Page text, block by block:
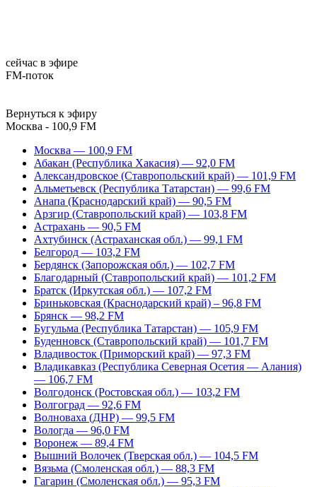
сейчас в эфире
FM-поток
Вернуться к эфиру
Москва - 100,9 FM
Москва — 100,9 FM
Абакан (Республика Хакасия) — 92,0 FM
Александровское (Ставропольский край) — 101,9 FM
Альметьевск (Республика Татарстан) — 99,6 FM
Анапа (Краснодарский край) — 90,5 FM
Арзгир (Ставропольский край) — 103,8 FM
Астрахань — 90,5 FM
Ахтубинск (Астраханская обл.) — 99,1 FM
Белгород — 103,2 FM
Бердянск (Запорожская обл.) — 102,7 FM
Благодарный (Ставропольский край) — 101,2 FM
Братск (Иркутская обл.) — 107,2 FM
Бриньковская (Краснодарский край) – 96,8 FM
Брянск — 98,2 FM
Бугульма (Республика Татарстан) — 105,9 FM
Буденновск (Ставропольский край) — 101,7 FM
Владивосток (Приморский край) — 97,3 FM
Владикавказ (Республика Северная Осетия — Алания)
— 106,7 FM
Волгодонск (Ростовская обл.) — 103,2 FM
Волгоград — 92,6 FM
Волноваха (ДНР) — 99,5 FM
Вологда — 96,0 FM
Воронеж — 89,4 FM
Вышний Волочек (Тверская обл.) — 104,5 FM
Вязьма (Смоленская обл.) — 88,3 FM
Гагарин (Смоленская обл.) — 95,3 FM